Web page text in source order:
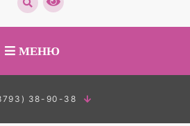
МЕНЮ
38-90-38